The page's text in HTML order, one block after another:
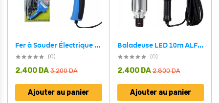
Fer à Souder Électrique 60W avec Alimentation Automatique – مسدس تلحيم كهربائي 60 واط بتغذية تلقائية
(0)
3,200DA
2,400 DA
Ajouter au panier
Baladeuse LED 10m ALFA – مصباح محمول كابل بطول 10 أمتار
(0)
2,800DA
2,400 DA
Ajouter au panier